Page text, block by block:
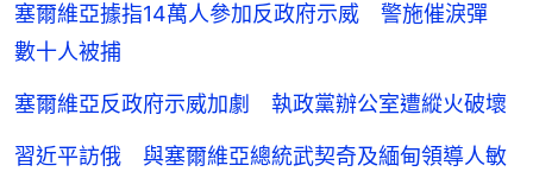
塞爾維亞據指14萬人參加反政府示威 警施催淚彈
數十人被捕
塞爾維亞反政府示威加劇 執政黨辦公室遭縱火破壞
習近平訪俄 與塞爾維亞總統武契奇及緬甸領導人敏